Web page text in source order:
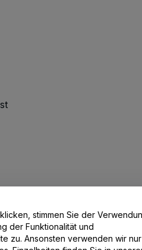
stimmen Sie der
der Funktionalität und
wir nur